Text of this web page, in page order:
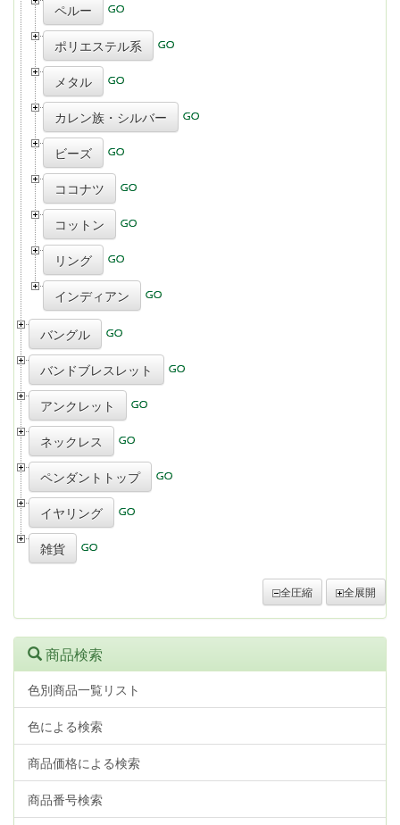
ペルー
ポリエステル系
メタル
カレン族・シルバー
ビーズ
ココナツ
コットン
リング
インディアン
バングル
バンドブレスレット
アンクレット
ネックレス
ペンダントトップ
イヤリング
雑貨
全圧縮 全展開
商品検索
色別商品一覧リスト
色による検索
商品価格による検索
商品番号検索